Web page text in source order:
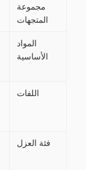
مجموعة
المتجهات
المواد
الأساسية
اللفات
فئة العزل